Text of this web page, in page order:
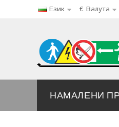
Език € Валута
НАМАЛЕНИ